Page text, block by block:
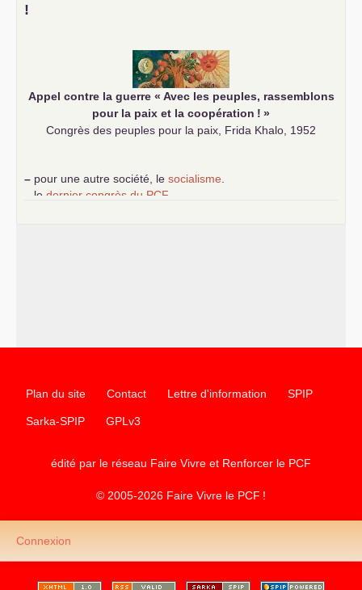
–!
Appel contre la guerre « Avec les peuples, rassemblons
pour la paix et la coopération ! »
Congrès des peuples pour la paix, Frida Khalo, 1952
– pour une autre société, le socialisme.
le dernier congrès du PCF
Plan du site Contact Lettre d'information SPIP
Sarka-SPIP GPLv3
édité par le réseau Faire Vivre et Renforcer le PCF
© 2005-2026 Faire Vivre le PCF !
Connexion